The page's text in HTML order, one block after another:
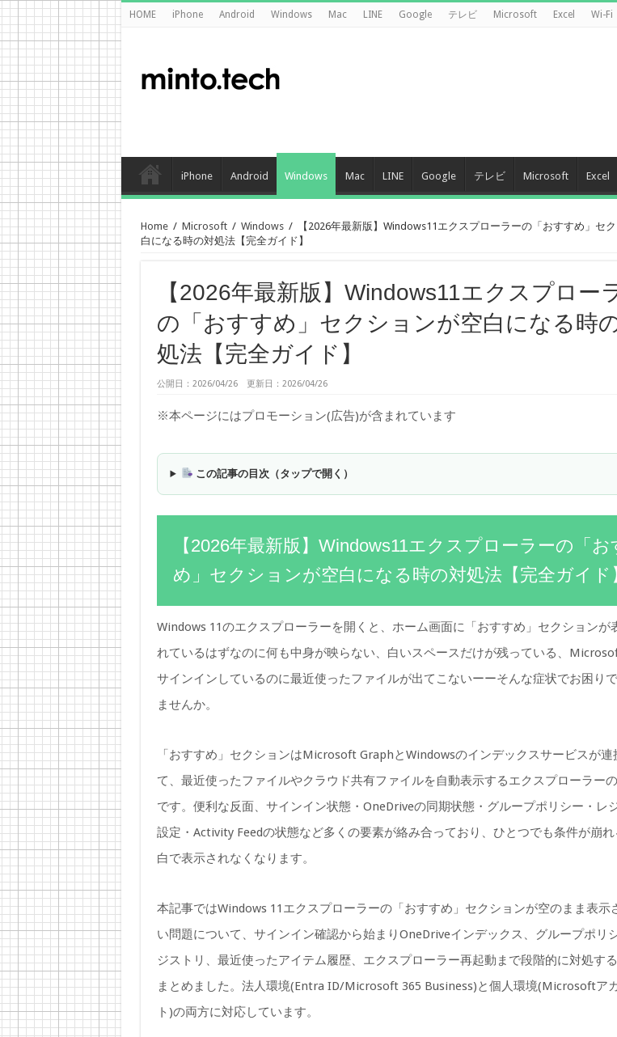
HOME iPhone Android Windows Mac LINE Google テレビ Microsoft Excel Wi-Fi
iPhone Android Windows Mac LINE Google テレビ Microsoft Excel
Home / Microsoft / Windows /
【2026年最新版】Windows11エクスプローラーの「おすすめ」セ
白になる時の対処法【完全ガイド】
【2026年最新版】Windows11エクスプロー
の「おすすめ」セクションが空白になる時
処法【完全ガイド】
公開日：2026/04/26 更新日：2026/04/26
※本ページにはプロモーション(広告)が含まれています
この記事の目次（タップで開く）
【2026年最新版】Windows11エクスプローラーの「お
め」セクションが空白になる時の対処法【完全ガイド
Windows 11のエクスプローラーを開くと、ホーム画面に「おすすめ」セクションが
れているはずなのに何も中身が映らない、白いスペースだけが残っている、
サインインしているのに最近使ったファイルが出てこないーーそんな症状でお困り
ませんか。
「おすすめ」セクションはMicrosoft GraphとWindowsのインデックスサービスが連
て、最近使ったファイルやクラウド共有ファイルを自動表示するエクスプローラー
です。便利な反面、サインイン状態・OneDriveの同期状態・グループポリシー・レ
設定・Activity Feedの状態など多くの要素が絡み合っており、ひとつでも条件が崩
白で表示されなくなります。
本記事ではWindows 11エクスプローラーの「おすすめ」セクションが空のまま表示
い問題について、サインイン確認から始まりOneDriveインデックス、グループポリ
ジストリ、最近使ったアイテム履歴、エクスプローラー再起動まで段階的に対処す
まとめました。法人環境(Entra ID/Microsoft 365 Business)と個人環境(Microsoftア
ト)の両方に対応しています。